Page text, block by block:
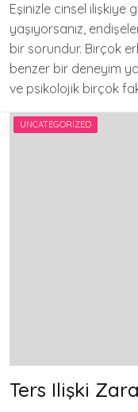
Eşinizle cinsel ilişkiye
yaşıyorsanız,
bir sorundur. Birçok
benzer bir deneyim
ve psikolojik birçok
UNCATEGORIZED
Ters Ilişki